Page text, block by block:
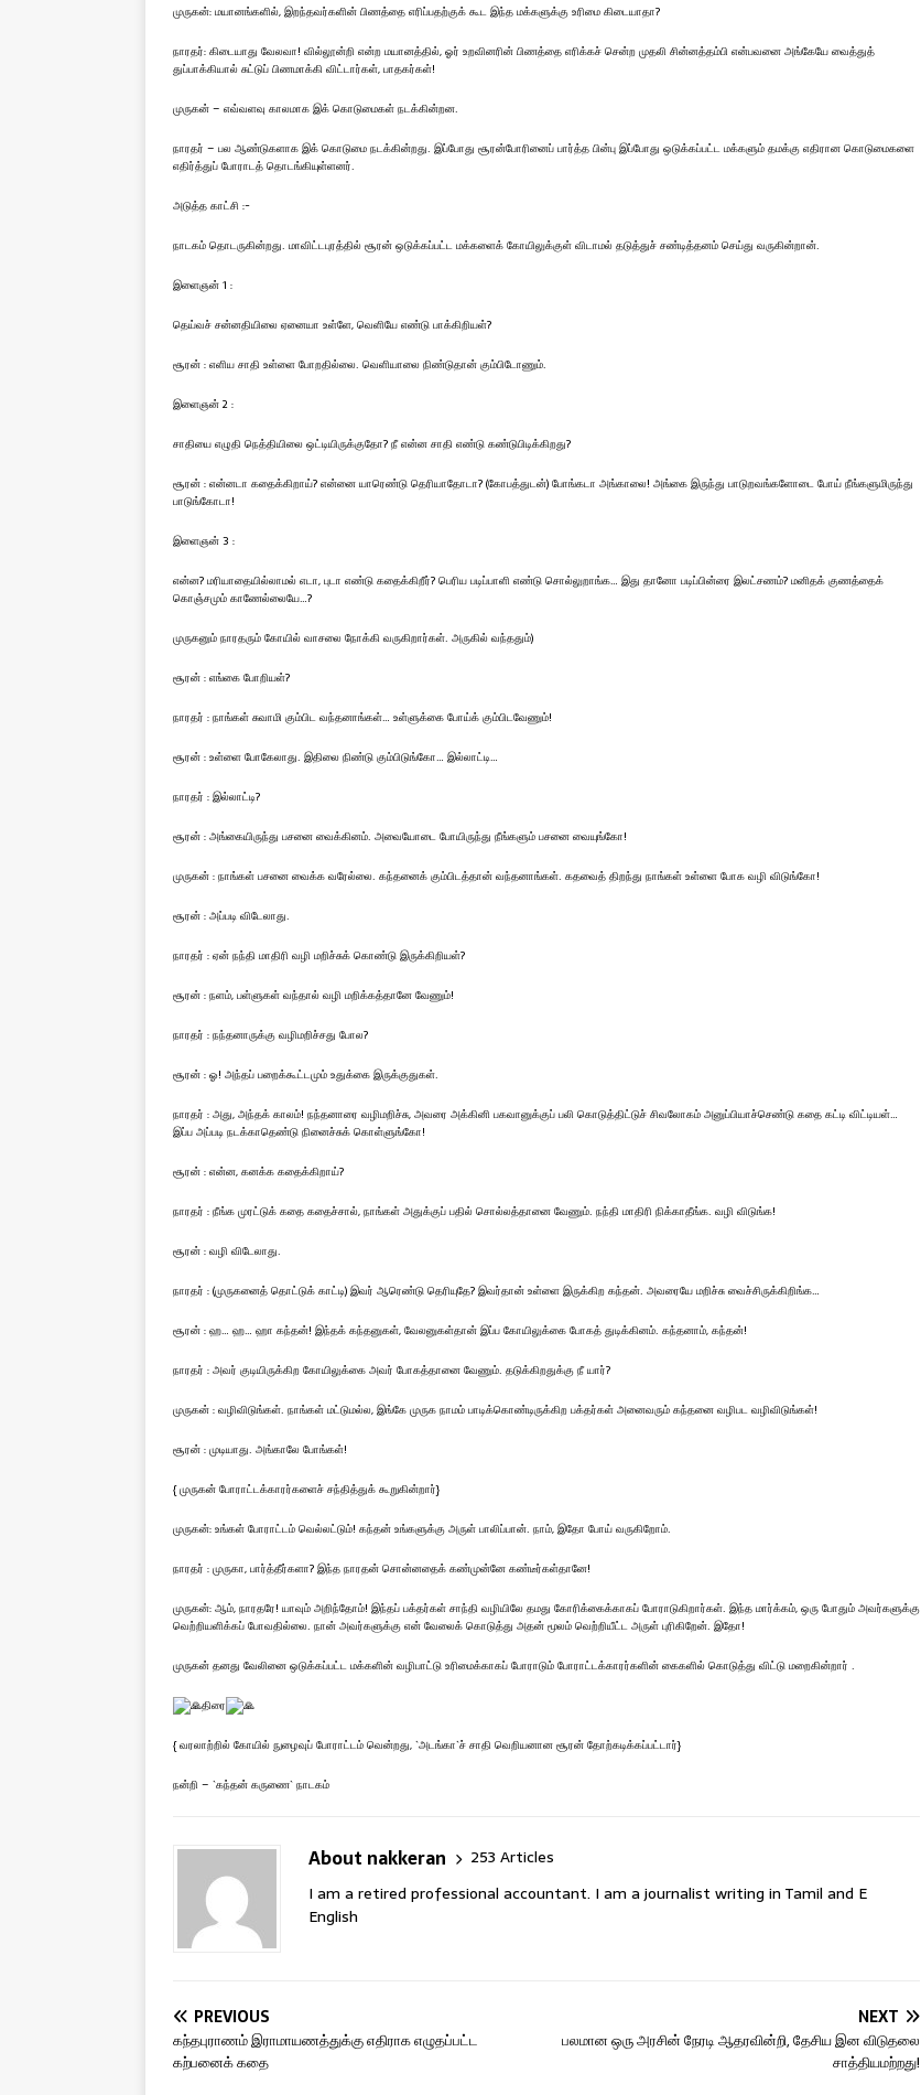
முருகன்: மயானங்களில், இறந்தவர்களின் பிணத்தை எரிப்பதற்குக் கூட இந்த மக்களுக்கு உரிமை கிடையாதா?
நாரதர்: கிடையாது வேலவா! வில்லூன்றி என்ற மயானத்தில், ஓர் உறவினரின் பிணத்தை எரிக்கச் சென்ற முதலி சின்னத்தம்பி என்பவனை அங்கேயே வைத்துத்
துப்பாக்கியால் சுட்டுப் பிணமாக்கி விட்டார்கள், பாதகர்கள்!
முருகன் – எவ்வளவு காலமாக இக் கொடுமைகள் நடக்கின்றன.
நாரதர் – பல ஆண்டுகளாக இக் கொடுமை நடக்கின்றது. இப்போது சூரன்போரினைப் பார்த்த பின்பு இப்போது ஒடுக்கப்பட்ட மக்களும் தமக்கு எதிரான கொடுமைகளை
எதிர்த்துப் போராடத் தொடங்கியுள்ளனர்.
அடுத்த காட்சி :-
நாடகம் தொடருகின்றது. மாவிட்டபுரத்தில் சூரன் ஒடுக்கப்பட்ட மக்களைக் கோயிலுக்குள் விடாமல் தடுத்துச் சண்டித்தனம் செய்து வருகின்றான்.
இளைஞன் 1 :
தெய்வச் சன்னதியிலை ஏனையா உள்ளே, வெளியே எண்டு பாக்கிறியள்?
சூரன் : எளிய சாதி உள்ளை போறதில்லை. வெளியாலை நிண்டுதான் கும்பிடோணும்.
இளைஞன் 2 :
சாதியை எழுதி நெத்தியிலை ஒட்டியிருக்குதோ? நீ என்ன சாதி எண்டு கண்டுபிடிக்கிறது?
சூரன் : என்னடா கதைக்கிறாய்? என்னை யாரெண்டு தெரியாதோடா? (கோபத்துடன்) போங்கடா அங்காலை! அங்கை இருந்து பாடுறவங்களோடை போய் நீங்களுமிருந்து
பாடுங்கோடா!
இளைஞன் 3 :
என்ன? மரியாதையில்லாமல் எடா, புடா எண்டு கதைக்கிறீர்? பெரிய படிப்பாளி எண்டு சொல்லுறாங்க… இது தானோ படிப்பின்ரை இலட்சணம்? மனிதக் குணத்தைக்
கொஞ்சமும் காணேல்லையே…?
முருகனும் நாரதரும் கோயில் வாசலை நோக்கி வருகிறார்கள். அருகில் வந்ததும்)
சூரன் : எங்கை போறியள்?
நாரதர் : நாங்கள் சுவாமி கும்பிட வந்தனாங்கள்… உள்ளுக்கை போய்க் கும்பிடவேணும்!
சூரன் : உள்ளை போகேலாது. இதிலை நிண்டு கும்பிடுங்கோ… இல்லாட்டி…
நாரதர் : இல்லாட்டி?
சூரன் : அங்கையிருந்து பசனை வைக்கினம். அவையோடை போயிருந்து நீங்களும் பசனை வையுங்கோ!
முருகன் : நாங்கள் பசனை வைக்க வரேல்லை. கந்தனைக் கும்பிடத்தான் வந்தனாங்கள். கதவைத் திறந்து நாங்கள் உள்ளை போக வழி விடுங்கோ!
சூரன் : அப்படி விடேலாது.
நாரதர் : ஏன் நந்தி மாதிரி வழி மறிச்சுக் கொண்டு இருக்கிறியள்?
சூரன் : நளம், பள்ளுகள் வந்தால் வழி மறிக்கத்தானே வேணும்!
நாரதர் : நந்தனாருக்கு வழிமறிச்சது போல?
சூரன் : ஓ! அந்தப் பறைக்கூட்டமும் உதுக்கை இருக்குதுகள்.
நாரதர் : அது, அந்தக் காலம்! நந்தனாரை வழிமறிச்சு, அவரை அக்கினி பகவானுக்குப் பலி கொடுத்திட்டுச் சிவலோகம் அனுப்பியாச்செண்டு கதை கட்டி விட்டியள்…
இப்ப அப்படி நடக்காதெண்டு நினைச்சுக் கொள்ளுங்கோ!
சூரன் : என்ன, கனக்க கதைக்கிறாய்?
நாரதர் : நீங்க முரட்டுக் கதை கதைச்சால், நாங்கள் அதுக்குப் பதில் சொல்லத்தானை வேணும். நந்தி மாதிரி நிக்காதீங்க. வழி விடுங்க!
சூரன் : வழி விடேலாது.
நாரதர் : (முருகனைத் தொட்டுக் காட்டி) இவர் ஆரெண்டு தெரியுதே? இவர்தான் உள்ளை இருக்கிற கந்தன். அவரையே மறிச்சு வைச்சிருக்கிறிங்க…
சூரன் : ஹ… ஹ… ஹா கந்தன்! இந்தக் கந்தனுகள், வேலனுகள்தான் இப்ப கோயிலுக்கை போகத் துடிக்கினம். கந்தனாம், கந்தன்!
நாரதர் : அவர் குடியிருக்கிற கோயிலுக்கை அவர் போகத்தானை வேணும். தடுக்கிறதுக்கு நீ யார்?
முருகன் : வழிவிடுங்கள். நாங்கள் மட்டுமல்ல, இங்கே முருக நாமம் பாடிக்கொண்டிருக்கிற பக்தர்கள் அனைவரும் கந்தனை வழிபட வழிவிடுங்கள்!
சூரன் : முடியாது. அங்காலே போங்கள்!
{ முருகன் போராட்டக்காரர்களைச் சந்தித்துக் கூறுகின்றார்}
முருகன்: உங்கள் போராட்டம் வெல்லட்டும்! கந்தன் உங்களுக்கு அருள் பாலிப்பான். நாம், இதோ போய் வருகிறோம்.
நாரதர் : முருகா, பார்த்தீர்களா? இந்த நாரதன் சொன்னதைக் கண்முன்னே கண்டீர்கள்தானே!
முருகன்: ஆம், நாரதரே! யாவும் அறிந்தோம்! இந்தப் பக்தர்கள் சாந்தி வழியிலே தமது கோரிக்கைக்காகப் போராடுகிறார்கள். இந்த மார்க்கம், ஒரு போதும் அவர்களுக்கு
வெற்றியளிக்கப் போவதில்லை. நான் அவர்களுக்கு என் வேலைக் கொடுத்து அதன் மூலம் வெற்றியீட்ட அருள் புரிகிறேன். இதோ!
முருகன் தனது வேலினை ஒடுக்கப்பட்ட மக்களின் வழிபாட்டு உரிமைக்காகப் போராடும் போராட்டக்காரர்களின் கைகளில் கொடுத்து விட்டு மறைகின்றார் .
திரை
{ வரலாற்றில் கோயில் நுழைவுப் போராட்டம் வென்றது, `அடங்கா`ச் சாதி வெறியனான சூரன் தோற்கடிக்கப்பட்டார்}
நன்றி – `கந்தன் கருணை` நாடகம்
About nakkeran
253 Articles
I am a retired professional accountant. I am a journalist writing in Tamil and E
English
PREVIOUS
கந்தபுராணம் இராமாயணத்துக்கு எதிராக எழுதப்பட்ட
கற்பனைக் கதை
NEXT
பலமான ஒரு அரசின் நேரடி ஆதரவின்றி, தேசிய இன விடுதலை
சாத்தியமற்றது!